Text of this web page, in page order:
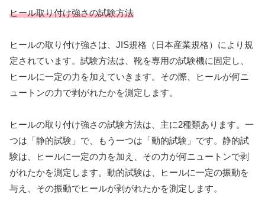
ヒール取り付け強さの試験方法
ヒールの取り付け強さは、JIS規格（日本産業規格）により規
定されています。試験方法は、靴を専用の試験機に固定し、
ヒールに一定の力を加えていきます。その際、ヒールが何ニ
ュートンの力で剥がれたかを測定します。
ヒールの取り付け強さの試験方法は、主に2種類あります。一
つは「静的試験」で、もう一つは「動的試験」です。静的試
験は、ヒールに一定の力を加え、その力が何ニュートンで剥
がれたかを測定します。動的試験は、ヒールに一定の振動を
与え、その振動でヒールが剥がれたかを測定します。